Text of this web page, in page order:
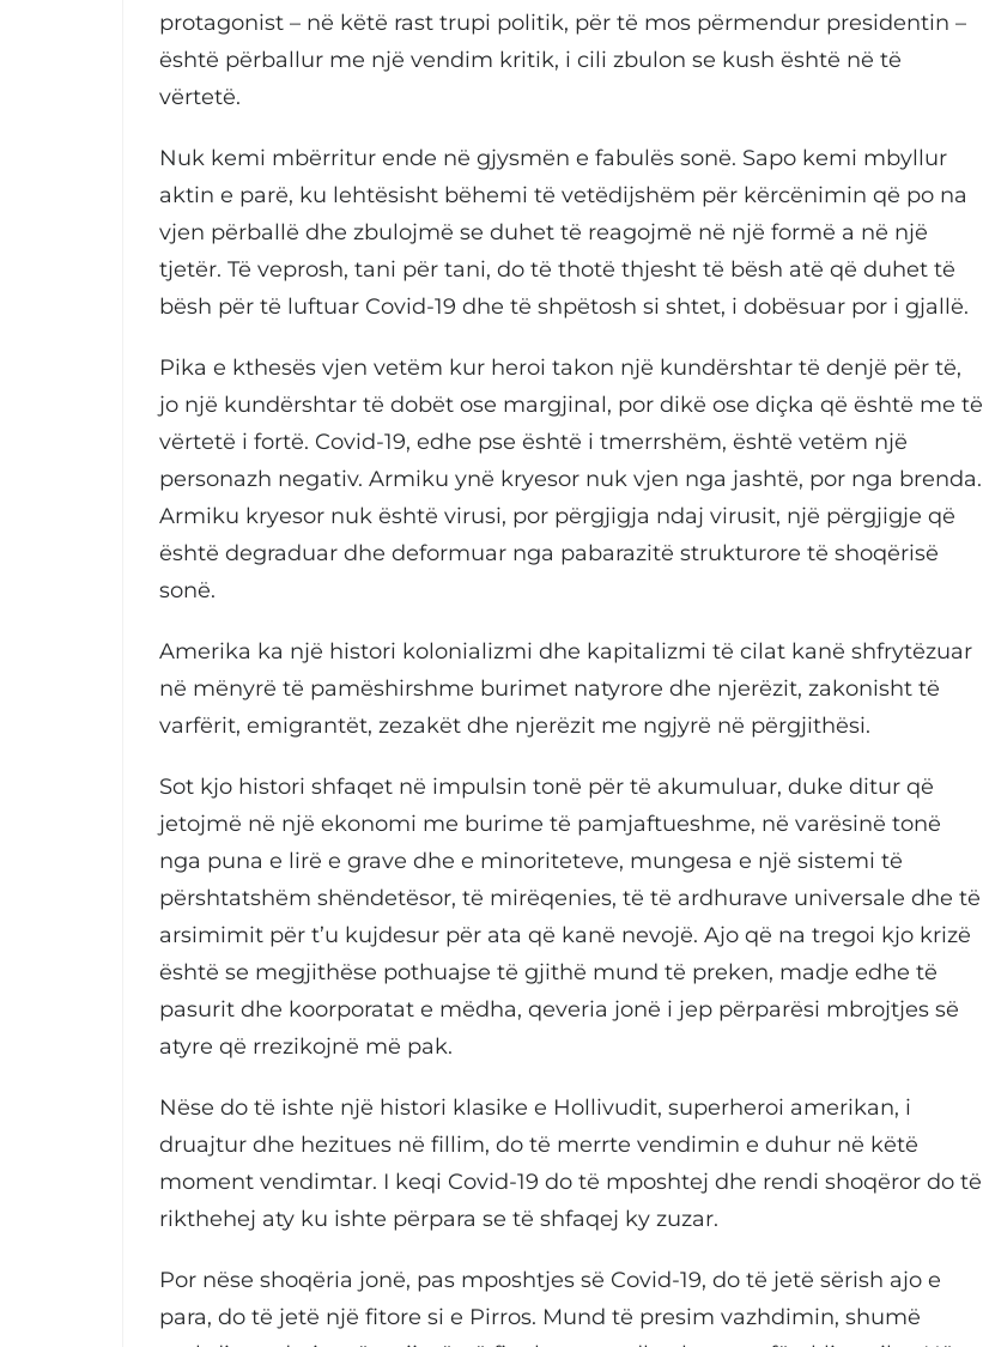
protagonist – në këtë rast trupi politik, për të mos përmendur presidentin –
është përballur me një vendim kritik, i cili zbulon se kush është në të
vërtetë.
Nuk kemi mbërritur ende në gjysmën e fabulës sonë. Sapo kemi mbyllur
aktin e parë, ku lehtësisht bëhemi të vetëdijshëm për kërcënimin që po na
vjen përballë dhe zbulojmë se duhet të reagojmë në një formë a në një
tjetër. Të veprosh, tani për tani, do të thotë thjesht të bësh atë që duhet të
bësh për të luftuar Covid-19 dhe të shpëtosh si shtet, i dobësuar por i gjallë.
Pika e kthesës vjen vetëm kur heroi takon një kundërshtar të denjë për të,
jo një kundërshtar të dobët ose margjinal, por dikë ose diçka që është me të
vërtetë i fortë. Covid-19, edhe pse është i tmerrshëm, është vetëm një
personazh negativ. Armiku ynë kryesor nuk vjen nga jashtë, por nga brenda.
Armiku kryesor nuk është virusi, por përgjigja ndaj virusit, një përgjigje që
është degraduar dhe deformuar nga pabarazitë strukturore të shoqërisë
sonë.
Amerika ka një histori kolonializmi dhe kapitalizmi të cilat kanë shfrytëzuar
në mënyrë të pamëshirshme burimet natyrore dhe njerëzit, zakonisht të
varfërit, emigrantët, zezakët dhe njerëzit me ngjyrë në përgjithësi.
Sot kjo histori shfaqet në impulsin tonë për të akumuluar, duke ditur që
jetojmë në një ekonomi me burime të pamjaftueshme, në varësinë tonë
nga puna e lirë e grave dhe e minoriteteve, mungesa e një sistemi të
përshtatshëm shëndetësor, të mirëqenies, të të ardhurave universale dhe të
arsimimit për t’u kujdesur për ata që kanë nevojë. Ajo që na tregoi kjo krizë
është se megjithëse pothuajse të gjithë mund të preken, madje edhe të
pasurit dhe koorporatat e mëdha, qeveria jonë i jep përparësi mbrojtjes së
atyre që rrezikojnë më pak.
Nëse do të ishte një histori klasike e Hollivudit, superheroi amerikan, i
druajtur dhe hezitues në fillim, do të merrte vendimin e duhur në këtë
moment vendimtar. I keqi Covid-19 do të mposhtej dhe rendi shoqëror do të
rikthehej aty ku ishte përpara se të shfaqej ky zuzar.
Por nëse shoqëria jonë, pas mposhtjes së Covid-19, do të jetë sërish ajo e
para, do të jetë një fitore si e Pirros. Mund të presim vazhdimin, shumë